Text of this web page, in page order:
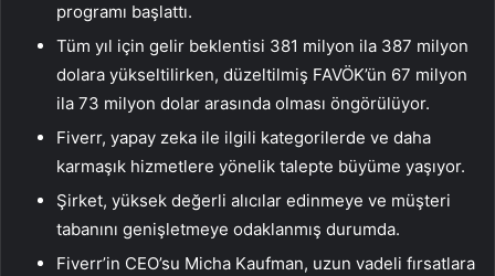
programı başlattı.
Tüm yıl için gelir beklentisi 381 milyon ila 387 milyon
dolara yükseltilirken, düzeltilmiş FAVÖK’ün 67 milyon
ila 73 milyon dolar arasında olması öngörülüyor.
Fiverr, yapay zeka ile ilgili kategorilerde ve daha
karmaşık hizmetlere yönelik talepte büyüme yaşıyor.
Şirket, yüksek değerli alıcılar edinmeye ve müşteri
tabanını genişletmeye odaklanmış durumda.
Fiverr’in CEO’su Micha Kaufman, uzun vadeli fırsatlara